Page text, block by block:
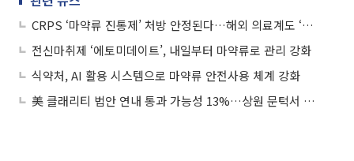
CRPS ‘마약류 진통제’ 처방 안정된다…해외 의료계도 ‘주목’
전신마취제 ‘에토미데이트’, 내일부터 마약류로 관리 강화
식약처, AI 활용 시스템으로 마약류 안전사용 체계 강화
美 클래리티 법안 연내 통과 가능성 13%…상원 문턱서 제동